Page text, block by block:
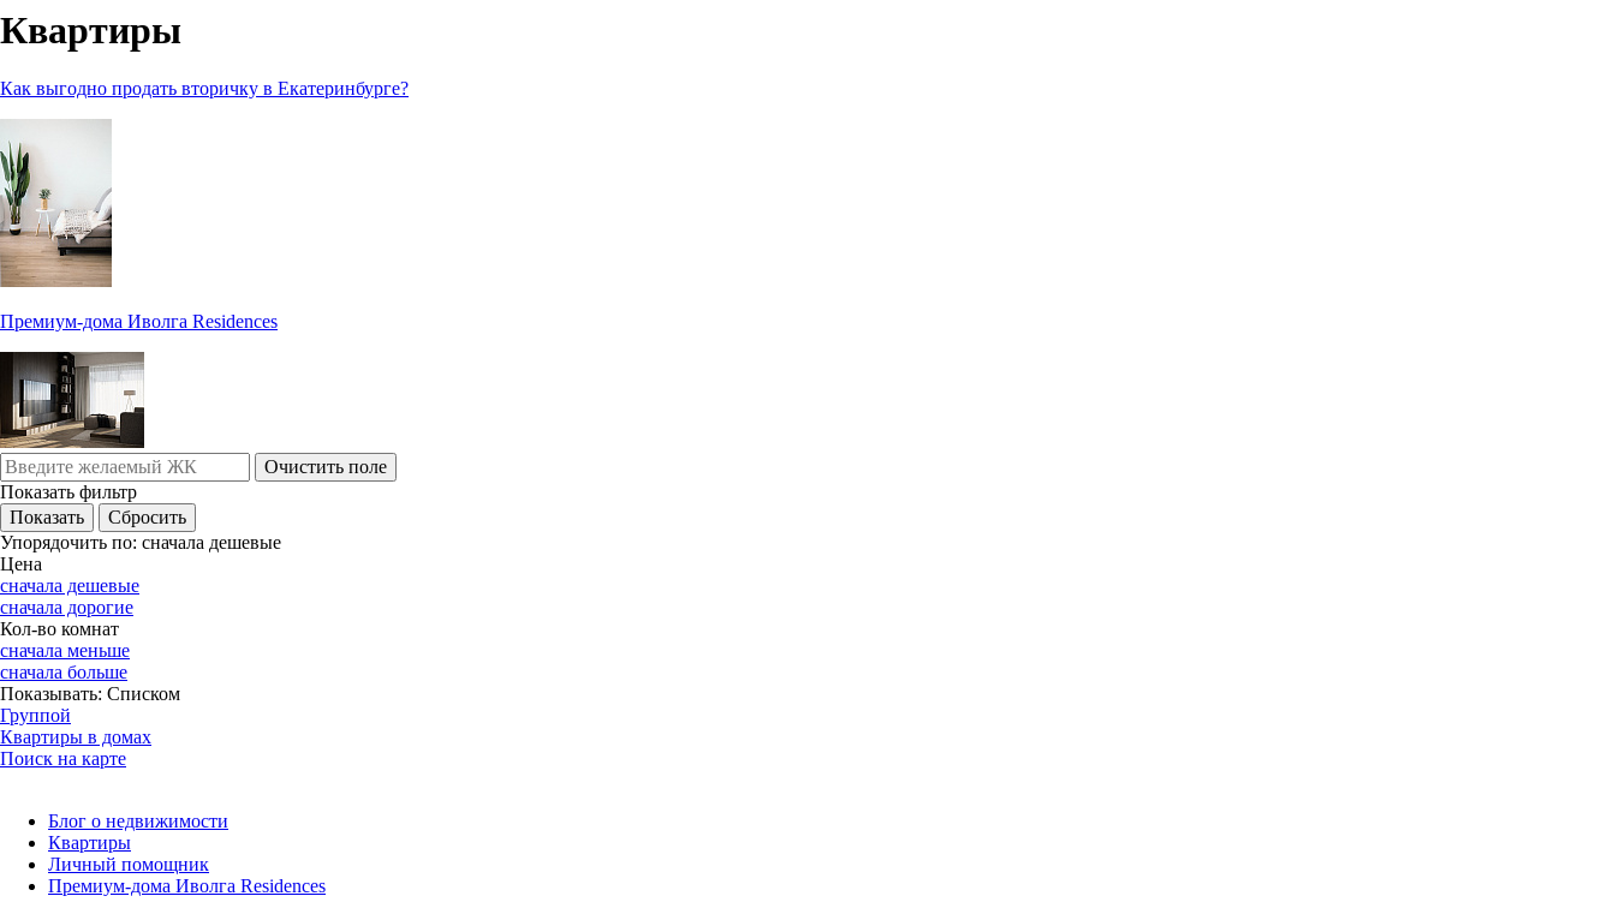
Квартиры
Как выгодно продать вторичку в Екатеринбурге?
Премиум-дома Иволга Residences
Очистить поле
Показать фильтр
Упорядочить по: сначала дешевые
Цена
сначала дешевые
сначала дорогие
Кол-во комнат
сначала меньше
сначала больше
Показывать: Списком
Группой
Квартиры в домах
Поиск на карте
Блог о недвижимости
Квартиры
Личный помощник
Премиум-дома Иволга Residences